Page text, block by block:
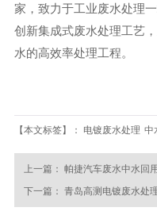
家，致力于工业废水处理
创新集成式废水处理工艺
水的高效率处理工程。
【本文标签】： 电镀废水处理 中
上一篇： 帕捷汽车废水中水回
下一篇： 青岛高测电镀废水处